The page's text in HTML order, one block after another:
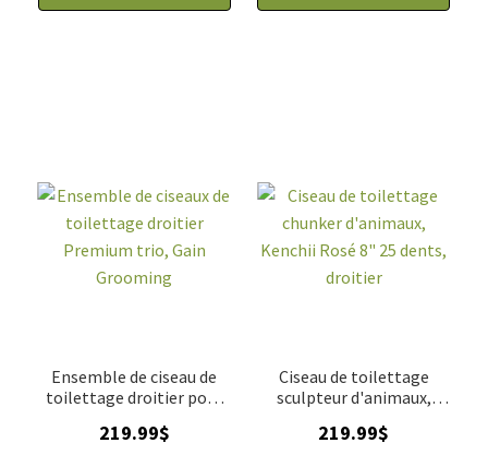
Ensemble de ciseau de
toilettage droitier pour
Gain Grooming
219.99$
Ciseau de toilettage
sculpteur d'animaux,
droitier
219.99$